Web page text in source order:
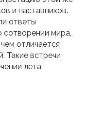
и наставников.
ответы
сотворении мира,
отличается
Такие встречи
лета.